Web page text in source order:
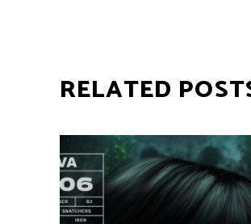
RELATED